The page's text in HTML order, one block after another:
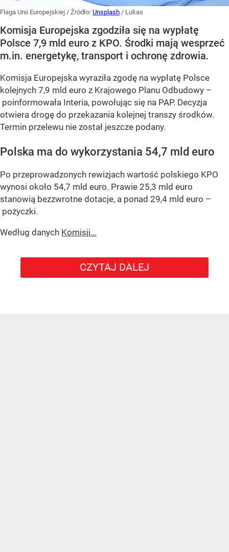
Flaga Unii Europejskiej / Źródło: Unsplash / Lukas
Komisja Europejska zgodziła się na wypłatę
Polsce 7,9 mld euro z KPO. Środki mają wesprzeć
m.in. energetykę, transport i ochronę zdrowia.
Komisja Europejska wyraziła zgodę na wypłatę Polsce
kolejnych 7,9 mld euro z Krajowego Planu Odbudowy –
poinformowała Interia, powołując się na PAP. Decyzja
otwiera drogę do przekazania kolejnej transzy środków.
Termin przelewu nie został jeszcze podany.
Polska ma do wykorzystania 54,7 mld euro
Po przeprowadzonych rewizjach wartość polskiego KPO
wynosi około 54,7 mld euro. Prawie 25,3 mld euro
stanowią bezzwrotne dotacje, a ponad 29,4 mld euro –
pożyczki.
Według danych Komisji...
CZYTAJ DALEJ